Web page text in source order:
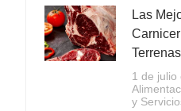
Las
Terrenas
1 de julio
y